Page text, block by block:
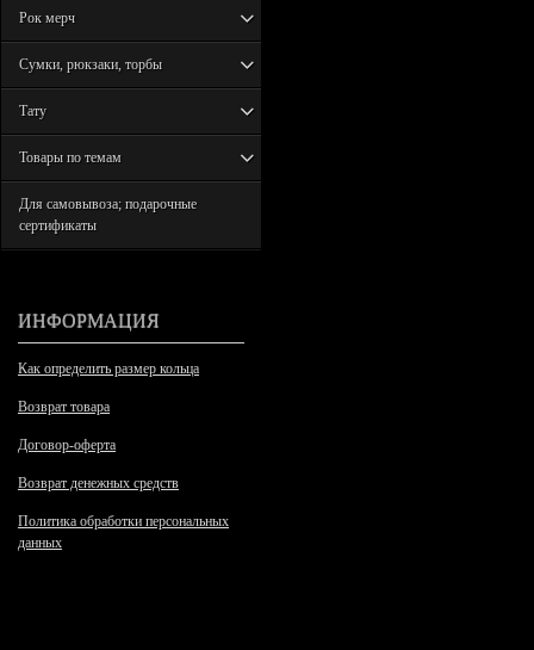
Рок мерч
Сумки, рюкзаки, торбы
Тату
Товары по темам
Для самовывоза; подарочные
сертификаты
ИНФОРМАЦИЯ
Как определить размер кольца
Возврат товара
Договор-оферта
Возврат денежных средств
Политика обработки персональных
данных